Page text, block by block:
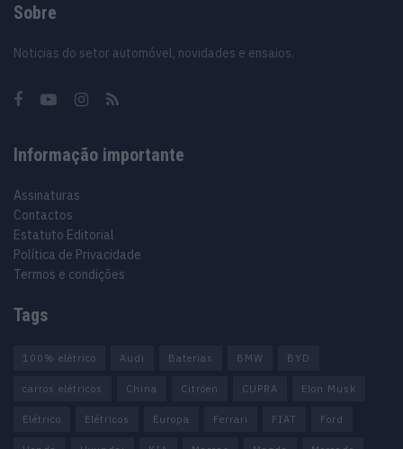
Sobre
Noticias do setor automóvel, novidades e ensaios.
Informação importante
Assinaturas
Contactos
Estatuto Editorial
Política de Privacidade
Termos e condições
Tags
100% elétrico Audi Baterias BMW BYD
carros elétricos China Citröen CUPRA Elon Musk
Elétrico Elétricos Europa Ferrari FIAT Ford